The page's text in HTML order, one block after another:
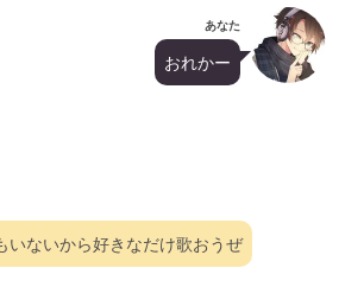
あなた
おれかー
いないから好きなだけ歌おうぜ